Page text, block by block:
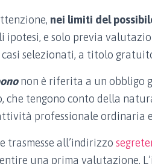
nei limiti del
ipotesi, e solo previa
selezionati, a titolo
non è riferita a un obbligo
che tengono conto della
professionale ordinaria
trasmesse all’indirizzo
una prima valutazione.